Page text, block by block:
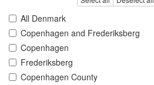
All Denmark
Copenhagen and Frederiksberg
Copenhagen
Frederiksberg
Copenhagen County